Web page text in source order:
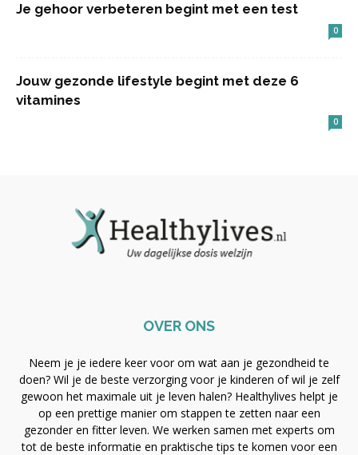
Je gehoor verbeteren begint met een test
0
Jouw gezonde lifestyle begint met deze 6
vitamines
0
OVER ONS
Neem je je iedere keer voor om wat aan je gezondheid te
doen? Wil je de beste verzorging voor je kinderen of wil je zelf
gewoon het maximale uit je leven halen? Healthylives helpt je
op een prettige manier om stappen te zetten naar een
gezonder en fitter leven. We werken samen met experts om
tot de beste informatie en praktische tips te komen voor een